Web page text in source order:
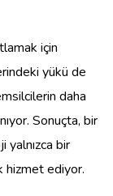
için
yükü de
daha
Sonuçta, bir
yalnızca bir
hizmet ediyor.